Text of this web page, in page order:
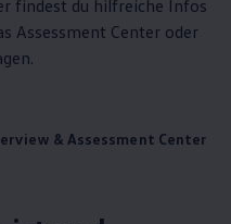
findest du hilfreiche Infos
Assessment Center oder
.
& Assessment Center